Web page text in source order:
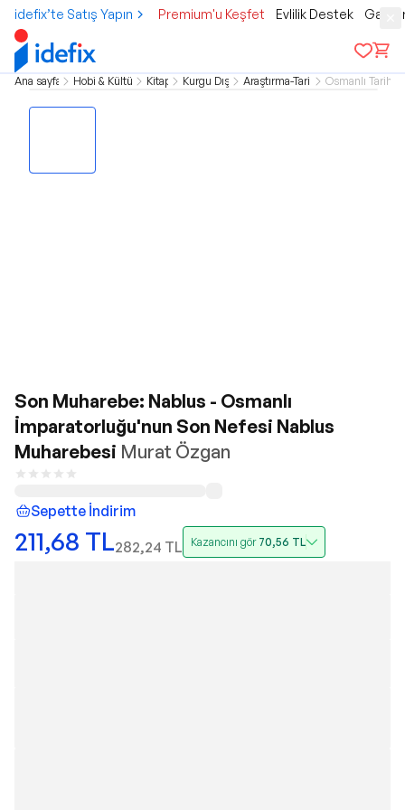
idefix’te Satış Yapın Premium'u Keşfet Evlilik Destek
Ana sayfa Hobi & Kültür Kitap Kurgu Dışı Araştırma-Tarih Osmanlı Tarihi
Son Muharebe: Nablus - Osmanlı
İmparatorluğu'nun Son Nefesi Nablus
Muharebesi Murat Özgan
Sepette İndirim
211,68 TL282,24 TL Kazancını gör 70,56 TL